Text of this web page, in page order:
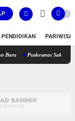
PENDIDIKAN
Puskesmas Sakra Timur